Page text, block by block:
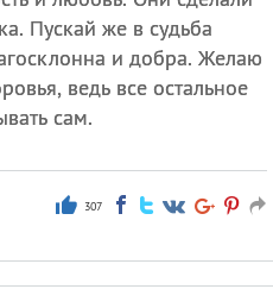
Пускай же в судьба
и добра. Желаю
ведь все остальное
сам.
307